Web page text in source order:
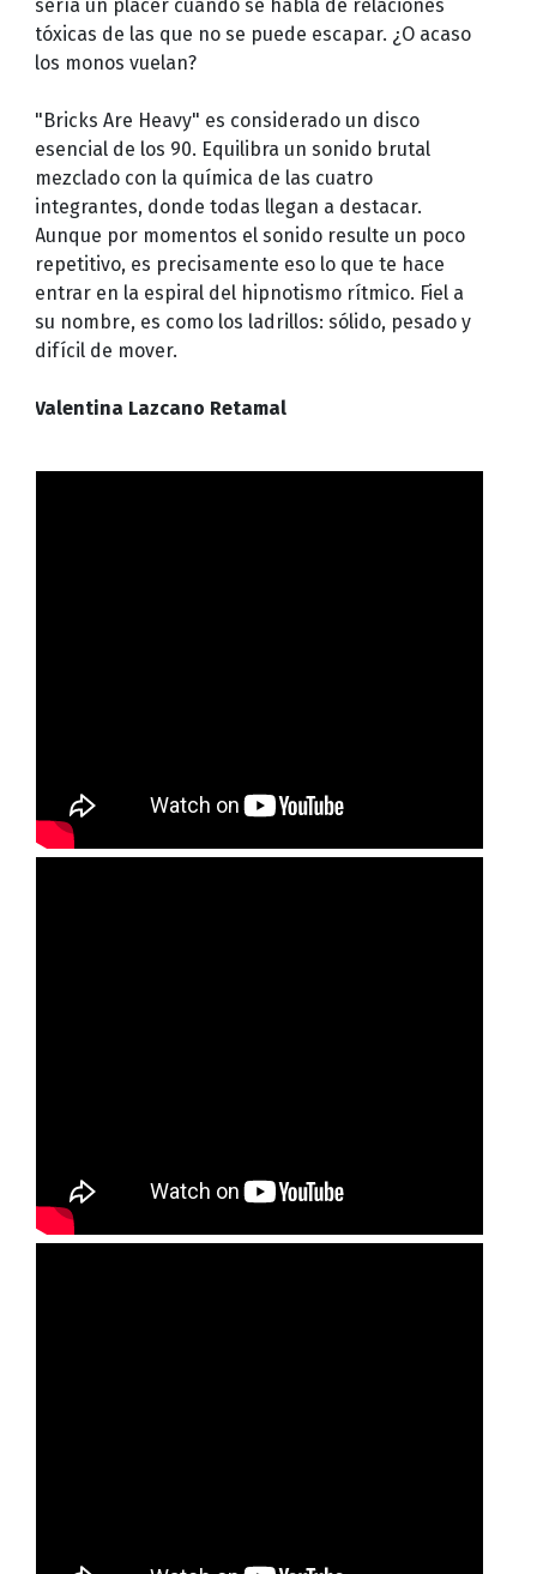
sería un placer cuando se habla de relaciones
tóxicas de las que no se puede escapar. ¿O acaso
los monos vuelan?
"Bricks Are Heavy" es considerado un disco
esencial de los 90. Equilibra un sonido brutal
mezclado con la química de las cuatro
integrantes, donde todas llegan a destacar.
Aunque por momentos el sonido resulte un poco
repetitivo, es precisamente eso lo que te hace
entrar en la espiral del hipnotismo rítmico. Fiel a
su nombre, es como los ladrillos: sólido, pesado y
difícil de mover.
Valentina Lazcano Retamal